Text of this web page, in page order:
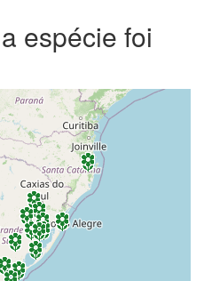
espécie foi